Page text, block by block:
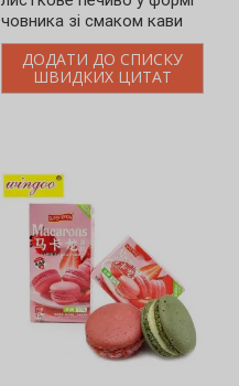
човника зі смаком кави
ДОДАТИ ДО СПИСКУ
ШВИДКИХ ЦИТАТ